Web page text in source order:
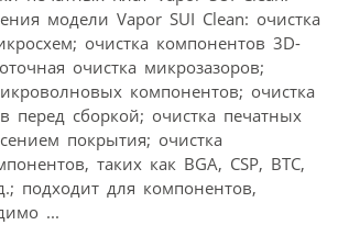
модели Vapor SUI Clean: очистка
очистка компонентов 3D-
очистка микрозазоров;
компонентов; очистка
перед сборкой; очистка печатных
покрытия; очистка
таких как BGA, CSP, BTC,
подходит для компонентов,
...